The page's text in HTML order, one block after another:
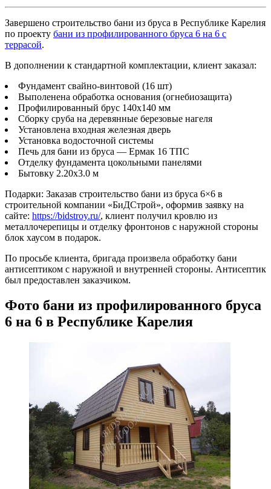
Завершено строительство бани из бруса в Республике Карелия
по проекту бани из профилированного бруса 6 на 6 с
террасой.
В дополнении к стандартной комплектации, клиент заказал:
Фундамент свайно-винтовой (16 шт)
Выполенена обработка основания (огнебиозащита)
Профилированный брус 140х140 мм
Сборку сруба на деревянные березовые нагеля
Установлена входная железная дверь
Установка водосточной системы
Печь для бани из бруса — Ермак 16 ТПС
Отделку фундамента цокольными панелями
Бытовку 2.20х3.0 м
Подарки: Заказав строительство бани из бруса 6×6 в
строительной компании «БиДСтрой», оформив заявку на
сайте: https://bidstroy.ru/, клиент получил кровлю из
металлочерепицы и отделку фронтонов с наружной стороны
блок хаусом в подарок.
По просьбе клиента, бригада произвела обработку бани
антисептиком с наружной и внутренней стороны. Антисептик
был предоставлен заказчиком.
Фото бани из профилированного бруса
6 на 6 в Республике Карелия